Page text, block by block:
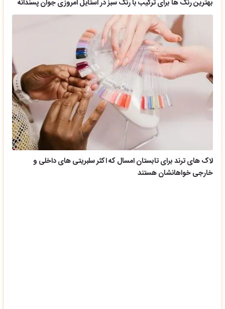
لاک های ترند برای تابستان امسال که اکثر سلبریتی های داخلی و
خارجی خواهانشان هستند